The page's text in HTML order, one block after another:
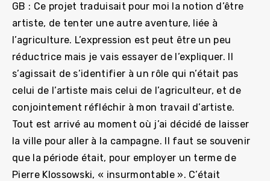
GB : Ce projet traduisait pour moi la notion d’être
artiste, de tenter une autre aventure, liée à
l’agriculture. L’expression est peut être un peu
réductrice mais je vais essayer de l’expliquer. Il
s’agissait de s’identifier à un rôle qui n’était pas
celui de l’artiste mais celui de l’agriculteur, et de
conjointement réfléchir à mon travail d’artiste.
Tout est arrivé au moment où j’ai décidé de laisser
la ville pour aller à la campagne. Il faut se souvenir
que la période était, pour employer un terme de
Pierre Klossowski, « insurmontable ». C’était